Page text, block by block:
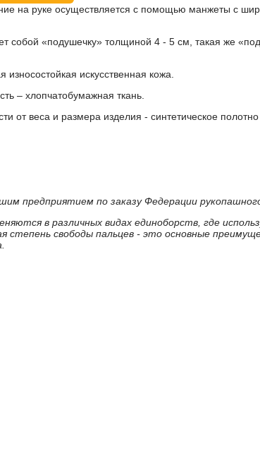
на руке осуществляется с помощью манжеты с
собой «подушечку» толщиной 4 - 5 см, такая же
искусственная кожа.
– хлопчатобумажная ткань.
от веса и размера изделия - синтетическое
предприятием по заказу Федерации
в различных видах единоборств, где
степень свободы пальцев - это основные